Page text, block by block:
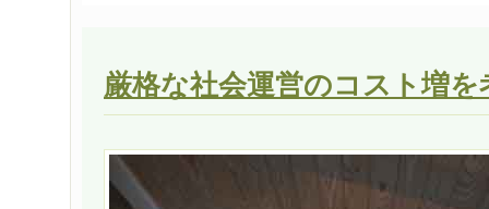
厳格な社会運営のコスト増を